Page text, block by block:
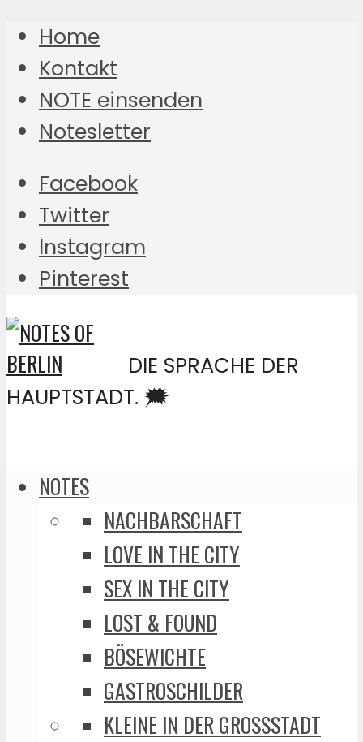
Home
Kontakt
NOTE einsenden
Notesletter
Facebook
Twitter
Instagram
Pinterest
DIE SPRACHE DER
HAUPTSTADT. 🗯️
NOTES
NACHBARSCHAFT
LOVE IN THE CITY
SEX IN THE CITY
LOST & FOUND
BÖSEWICHTE
GASTROSCHILDER
KLEINE IN DER GROSSSTADT